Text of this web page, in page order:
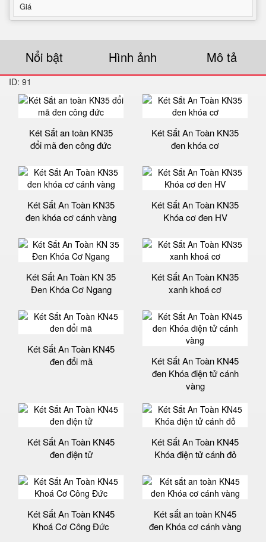
Giá
Nổi bật Hình ảnh Mô tả
ID: 91
Két Sắt an toàn KN35
đổi mã đen công đức
Két Sắt An Toàn KN35
đen khóa cơ
Két Sắt An Toàn KN35
đen khóa cơ cánh vàng
Két Sắt An Toàn KN35
Khóa cơ đen HV
Két Sắt An Toàn KN 35
Đen Khóa Cơ Ngang
Két Sắt An Toàn KN35
xanh khoá cơ
Két Sắt An Toàn KN45
đen đổi mã
Két Sắt An Toàn KN45
đen Khóa điện tử cánh
vàng
Két Sắt An Toàn KN45
đen điện tử
Két Sắt An Toàn KN45
Khóa điện tử cánh đỏ
Két Sắt An Toàn KN45
Khoá Cơ Công Đức
Két sắt an toàn KN45
đen Khóa cơ cánh vàng